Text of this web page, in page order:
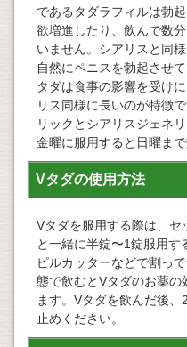
であるタダラフィルは勃
欲増進したり、飲んで数
いません。シアリスと同
自然にペニスを勃起させ
タダは食事の影響を受け
リス同様に長いのが特徴
リックとシアリスジェネ
金曜に服用すると日曜ま
Vタダの使用方法
Vタダを服用する際は、
と一緒に半錠〜1錠服用す
ピルカッターなどで割っ
態で飲むとVタダのお薬の
ます。Vタダを飲んだ後
止めください。